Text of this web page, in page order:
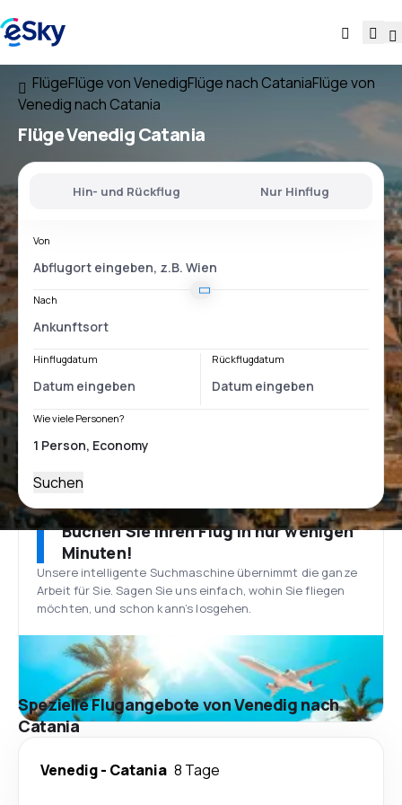
FlügeFlüge von VenedigFlüge nach CataniaFlüge von
Venedig nach Catania
FlügeVenedig Catania
Hin- und Rückflug Nur Hinflug
Von
Nach
Hinflugdatum Rückflugdatum
Wie viele Personen?
Suchen
Buchen Sie Ihren Flug in nur wenigen
Minuten!
Unsere intelligente Suchmaschine übernimmt die ganze
Arbeit für Sie. Sagen Sie uns einfach, wohin Sie fliegen
möchten, und schon kann’s losgehen.
Spezielle Flugangebote von Venedig nach
Catania
Venedig- Catania 8 Tage